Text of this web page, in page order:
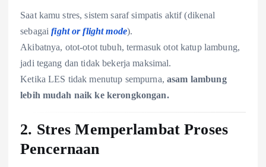
Saat kamu stres, sistem saraf simpatis aktif (dikenal
sebagaifight or flight mode).
Akibatnya, otot-otot tubuh, termasuk otot katup lambung,
jadi tegang dan tidak bekerja maksimal.
Ketika LES tidak menutup sempurna,asam lambung
lebih mudah naik ke kerongkongan.
2. Stres Memperlambat Proses
Pencernaan